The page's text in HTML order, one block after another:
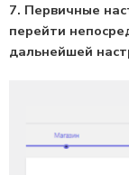
7. Первичные
перейти
дальнейшей